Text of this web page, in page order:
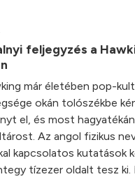
feljegyzés a
már életében pop-
okán tolószékbe
el, és most
Az angol fizikus
kapcsolatos kutatások
tízezer oldalt tesz ki.